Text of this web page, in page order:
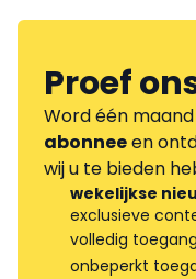
Proef
Word één
abonneeen
wij u te bieden
wekelijkse
exclusieve
volledig
onbeperkt